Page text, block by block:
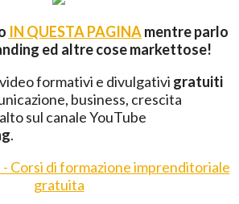
IN QUESTA PAGINAmentre parlo
ed altre cose markettose!
formativi e divulgativi gratuiti
business, crescita
sul canale YouTube
.